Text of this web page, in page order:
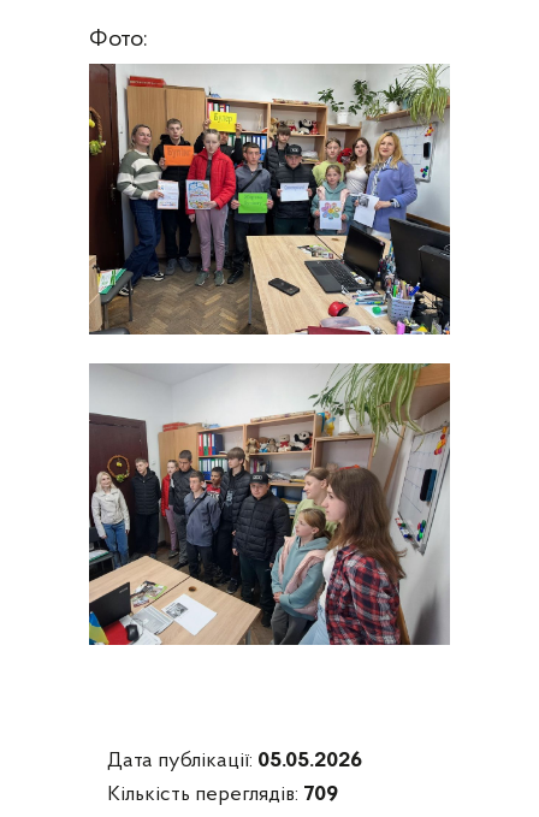
Фото:
Дата публікації: 05.05.2026
Кількість переглядів: 709